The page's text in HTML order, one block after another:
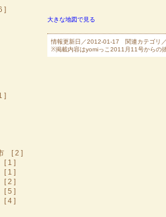
]
]
[ 2 ]
[ 1 ]
[ 1 ]
[ 2 ]
[ 5 ]
[ 4 ]
大きな地図で見る
情報更新日／2012-01-17 関連カテゴリ
※掲載内容はyomiっこ2011月11号からの